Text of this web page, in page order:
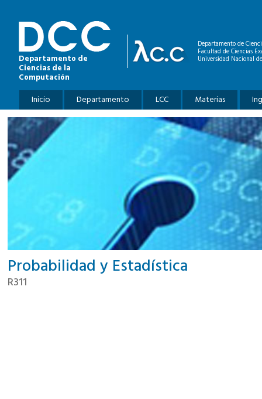
Departamento de
Ciencias de la
Computación
Departamento de
Facultad de Ciencias
Universidad Nacional
Menú principal
Inicio Departamento LCC Materias
Probabilidad y Estadística
R311